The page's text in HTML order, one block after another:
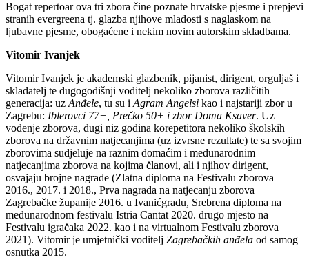
Bogat repertoar ova tri zbora čine poznate hrvatske pjesme i prepjevi
stranih evergreena tj. glazba njihove mladosti s naglaskom na
ljubavne pjesme, obogaćene i nekim novim autorskim skladbama.
Vitomir Ivanjek
Vitomir Ivanjek je akademski glazbenik, pijanist, dirigent, orguljaš i
skladatelj te dugogodišnji voditelj nekoliko zborova različitih
generacija: uzAnđele, tu su iAgram Angelsi kao i najstariji zbor u
Zagrebu: Iblerovci 77+, Prečko 50+ i zbor Doma Ksaver. Uz
vođenje zborova, dugi niz godina korepetitora nekoliko školskih
zborova na državnim natjecanjima (uz izvrsne rezultate) te sa svojim
zborovima sudjeluje na raznim domaćim i međunarodnim
natjecanjima zborova na kojima članovi, ali i njihov dirigent,
osvajaju brojne nagrade (Zlatna diploma na Festivalu zborova
2016., 2017. i 2018., Prva nagrada na natjecanju zborova
Zagrebačke županije 2016. u Ivanićgradu, Srebrena diploma na
međunarodnom festivalu Istria Cantat 2020. drugo mjesto na
Festivalu igračaka 2022. kao i na virtualnom Festivalu zborova
2021). Vitomir je umjetnički voditelj Zagrebačkih anđela od samog
osnutka 2015.